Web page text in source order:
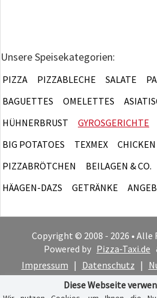
Unsere Speisekategorien:
PIZZA PIZZABLECHE SALATE
BAGUETTES
OMELETTES
HÜHNERBRUST
GYROSGERICHTE
BIG POTATOES
TEXMEX CHICKEN
PIZZABRÖTCHEN
BEILAGEN & CO.
HÄAGEN-DAZS
GETRÄNKE
Copyright © 2008 - 2026 •
Powered by Pizza-Taxi.de
Impressum | Datenschutz |
Cookie-
Diese Webseite